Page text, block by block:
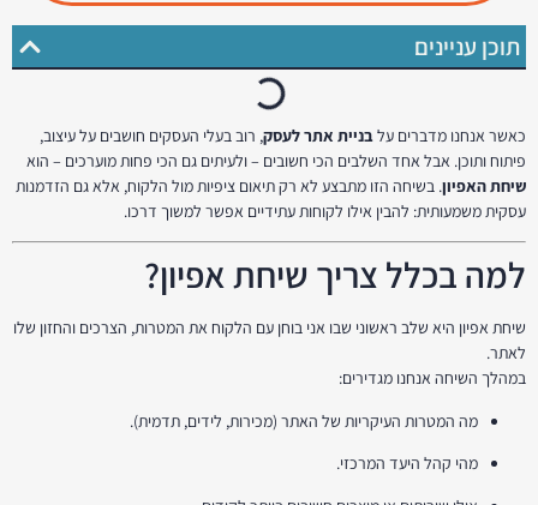
תוכן עניינים
כאשר אנחנו מדברים עלבניית אתר לעסק, רוב בעלי העסקים חושבים על עיצוב,
פיתוח ותוכן. אבל אחד השלבים הכי חשובים – ולעיתים גם הכי פחות מוערכים – הוא
שיחת האפיון. בשיחה הזו מתבצע לא רק תיאום ציפיות מול הלקוח, אלא גם הזדמנות
עסקית משמעותית: להבין אילו לקוחות עתידיים אפשר למשוך דרכו.
למה בכלל צריך שיחת אפיון?
שיחת אפיון היא שלב ראשוני שבו אני בוחן עם הלקוח את המטרות, הצרכים והחזון שלו
לאתר.
במהלך השיחה אנחנו מגדירים:
מה המטרות העיקריות של האתר (מכירות, לידים, תדמית).
מהי קהל היעד המרכזי.